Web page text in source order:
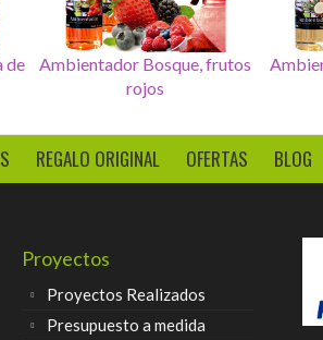
de
Ambientador Bosque, frutos
rojos
REGALO ORIGINAL OFERTAS BLOG
Proyectos
Proyectos Realizados
Presupuesto a medida